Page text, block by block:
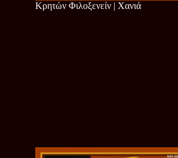
Κρητών Φιλοξενείν | Χανιά